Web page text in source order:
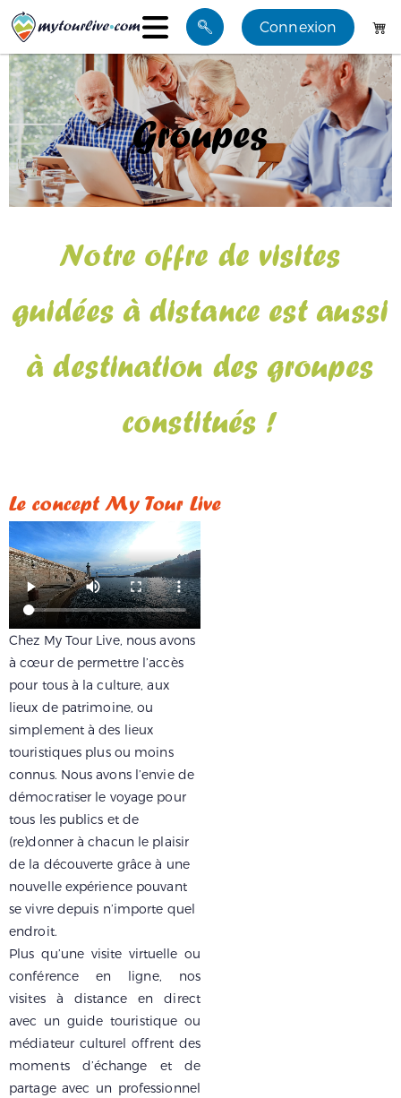
Visites
Mes favoris
Blog
Groupes
Connexion
Groupes
Notre offre de visites
guidées à distance est aussi
à destination des groupes
constitués !
Le concept My Tour Live
Chez My Tour Live, nous avons
à cœur de permettre l’accès
pour tous à la culture, aux
lieux de patrimoine, ou
simplement à des lieux
touristiques plus ou moins
connus. Nous avons l’envie de
démocratiser le voyage pour
tous les publics et de
(re)donner à chacun le plaisir
de la découverte grâce à une
nouvelle expérience pouvant
se vivre depuis n’importe quel
endroit.
Plus qu’une visite virtuelle ou
conférence en ligne, nos
visites à distance en direct
avec un guide touristique ou
médiateur culturel offrent des
moments d’échange et de
partageavec un professionnel